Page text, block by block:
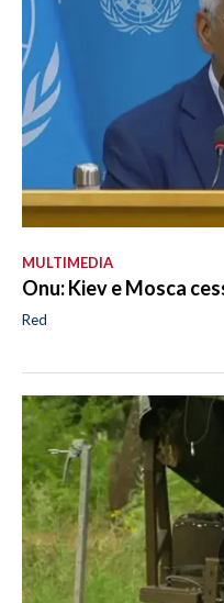
MULTIMEDIA
Onu: Kiev e Mosca
Red